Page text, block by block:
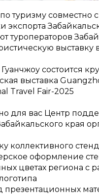
туризму совместно
экспорта
туроператоров
выставку
Гуанчжоу состоится
выставка
Travel Fair-2025
для вас Центр
края
коллективного
оформление
цветах региона с
презентационных